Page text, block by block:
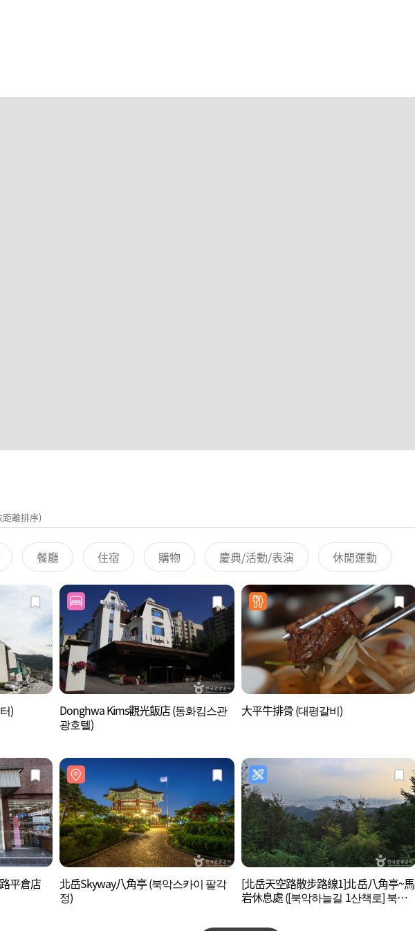
離排序)
餐廳 住宿 購物 慶典/活動/表演 休閒運動
)
Donghwa Kims觀光飯店 (동화킴스관
광호텔)
大平牛排骨 (대평갈비)
平倉店
北岳Skyway八角亭 (북악스카이 팔각
정)
[北岳天空路散步路線1]北岳八角亭~馬
岩休息處 ([북악하늘길 1산책로] 북악